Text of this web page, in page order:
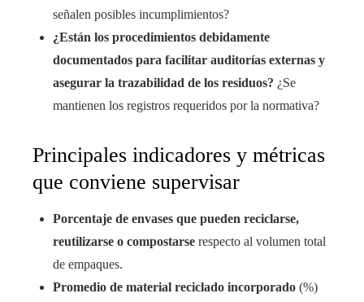
señalen posibles incumplimientos?
¿Están los procedimientos debidamente
documentados para facilitar auditorías externas y
asegurar la trazabilidad de los residuos? ¿Se
mantienen los registros requeridos por la normativa?
Principales indicadores y métricas
que conviene supervisar
Porcentaje de envases que pueden reciclarse,
reutilizarse o compostarse respecto al volumen total
de empaques.
Promedio de material reciclado incorporado (%)